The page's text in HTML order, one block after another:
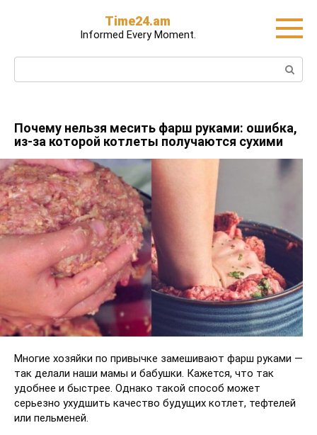
Time24.am
Informed Every Moment.
Search:
Почему нельзя месить фарш руками: ошибка,
из-за которой котлеты получаются сухими
Многие хозяйки по привычке замешивают фарш руками —
так делали наши мамы и бабушки. Кажется, что так
удобнее и быстрее. Однако такой способ может
серьезно ухудшить качество будущих котлет, тефтелей
или пельменей.